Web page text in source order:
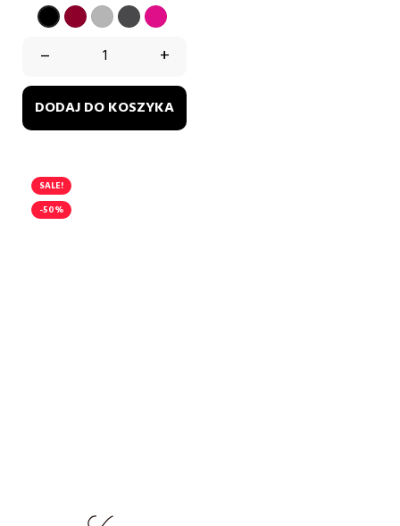
CZARNYBORDOWY
SZARYGRAFITFUKSJA
– +
DODAJ DO KOSZYKA
SALE!
-50%